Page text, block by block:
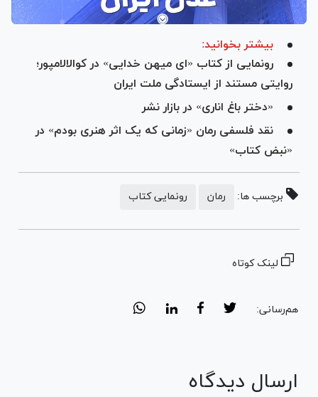
بیشتر بخوانید:
رونمایی از کتاب «ای میهن خدایی» در کوالالامپور؛
روایتی مستند از ایستادگی ملت ایران
«دختر باغ اناری» در بازار نشر
نقد فلسفی رمان «زمانی که یک اثر هنری بودم» در
«نبض کتاب»
برچسب ها: رمان رونمایی کتاب
لینک کوتاه
هم‌رسانی:
ارسال دیدگاه